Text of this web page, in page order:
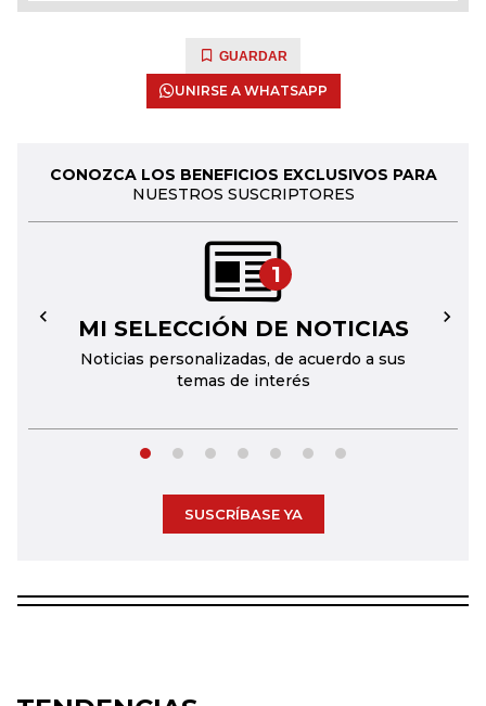
GUARDAR
UNIRSE A WHATSAPP
CONOZCA LOS BENEFICIOS EXCLUSIVOS PARA
NUESTROS SUSCRIPTORES
1
MI SELECCIÓN DE NOTICIAS
Noticias personalizadas, de acuerdo a sus
temas de interés
← →
SUSCRÍBASE YA